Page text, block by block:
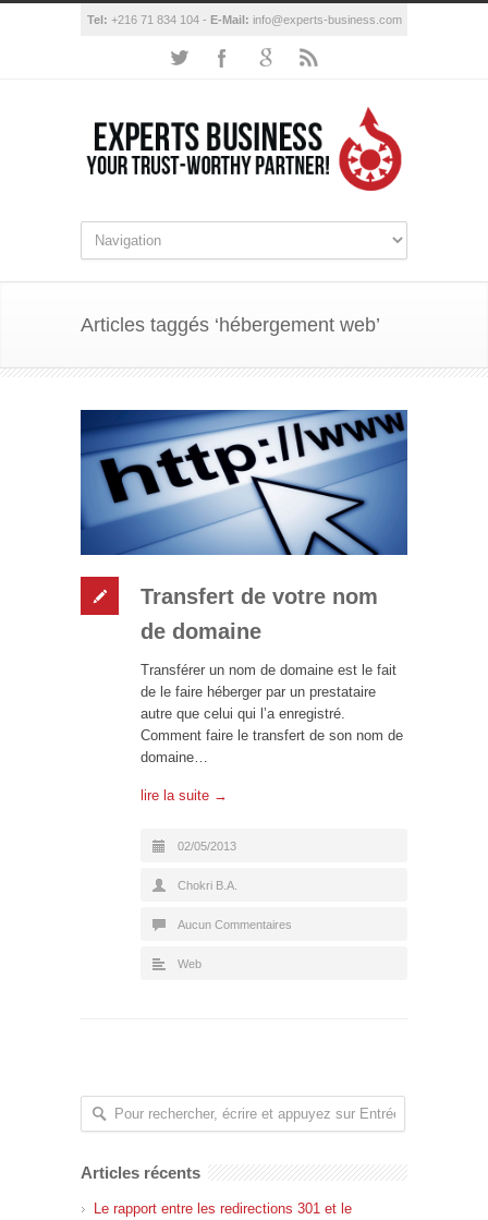
Tel: +216 71 834 104 - E-Mail: info@experts-business.com
Articles taggés ‘hébergement web’
Transfert de votre nom
de domaine
Transférer un nom de domaine est le fait
de le faire héberger par un prestataire
autre que celui qui l’a enregistré.
Comment faire le transfert de son nom de
domaine…
lire la suite →
02/05/2013
Chokri B.A.
Aucun Commentaires
Web
Articles récents
Le rapport entre les redirections 301 et le